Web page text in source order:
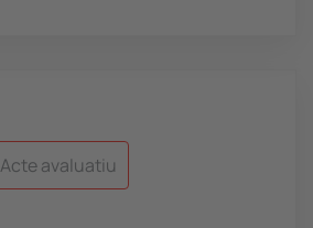
Acte avaluatiu